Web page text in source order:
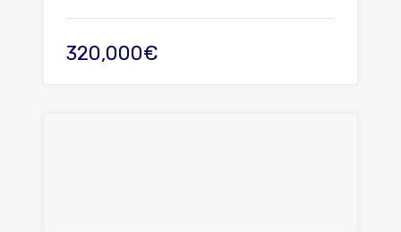
320,000€